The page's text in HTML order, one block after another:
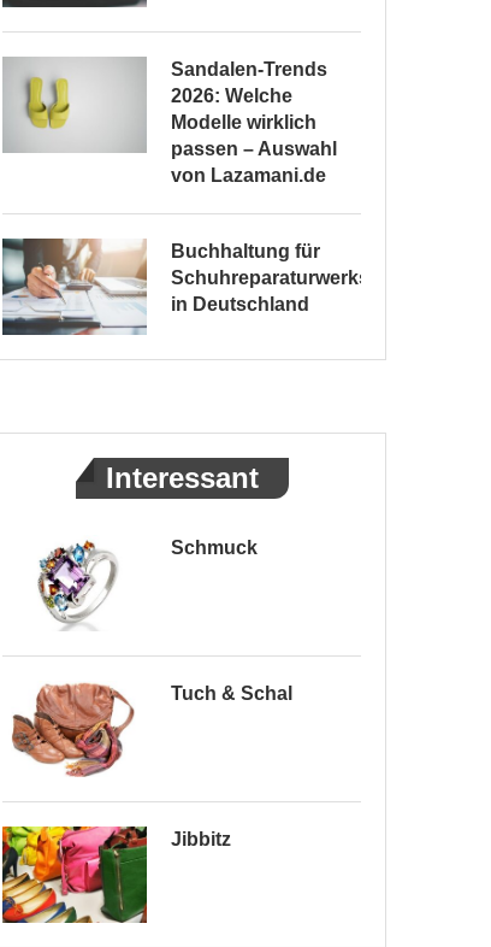
Sandalen-Trends
2026: Welche
Modelle wirklich
passen – Auswahl
von Lazamani.de
Buchhaltung für
Schuhreparaturwerkstätten
in Deutschland
Interessant
Schmuck
Tuch & Schal
Jibbitz